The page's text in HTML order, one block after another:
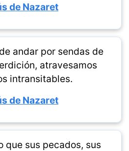
de Nazaret
andar por sendas de
atravesamos
intransitables.
de Nazaret
que sus pecados, sus